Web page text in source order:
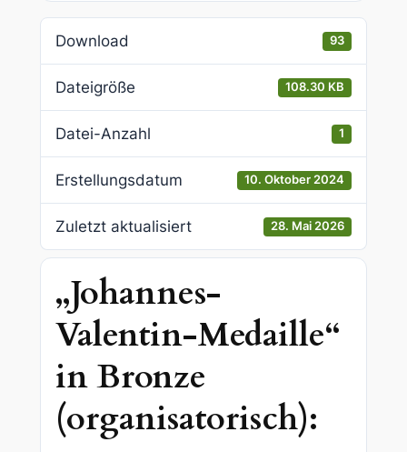
Download 93
Dateigröße 108.30 KB
Datei-Anzahl 1
Erstellungsdatum 10. Oktober 2024
Zuletzt aktualisiert 28. Mai 2026
„Johannes-
Valentin-Medaille“
in Bronze
(organisatorisch):